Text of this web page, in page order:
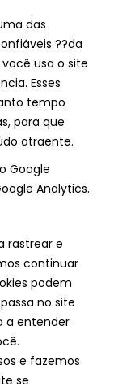
das
??da
usa o site
Esses
tempo
para que
atraente.
Google
Analytics.
rastrear e
continuar
podem
no site
a entender
e fazemos
se